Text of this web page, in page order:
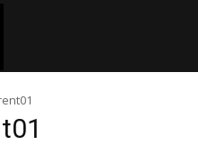
australie.com